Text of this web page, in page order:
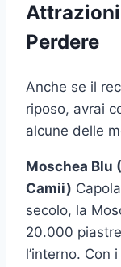
Perdere
Anche se il
riposo, avrai
alcune delle
Moschea Blu
Camii)
secolo, la
20.000
l’interno. Con